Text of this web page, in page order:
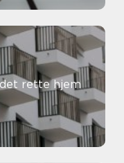
rette hjem